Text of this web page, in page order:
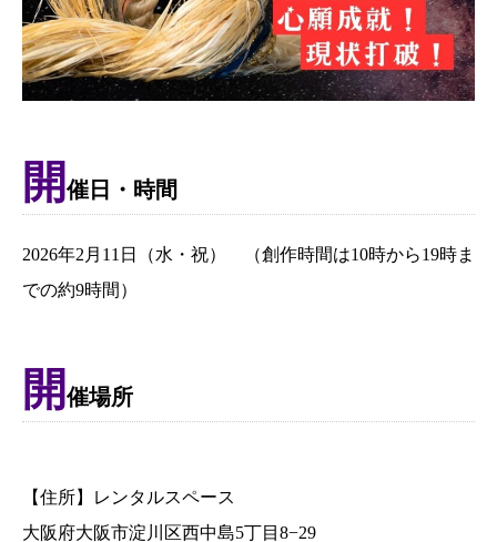
開催日・時間
2026年2月11日（水・祝） （創作時間は10時から19時ま
での約9時間）
開催場所
【住所】レンタルスペース
大阪府大阪市淀川区西中島5丁目8−29